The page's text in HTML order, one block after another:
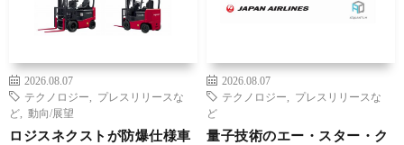
2026.08.07
テクノロジー
プレスリリースな
ど
動向/展望
ロジスネクストが防爆仕様車
2026.08.07
テクノロジー
プレスリリースな
ど
量子技術のエー・スター・ク